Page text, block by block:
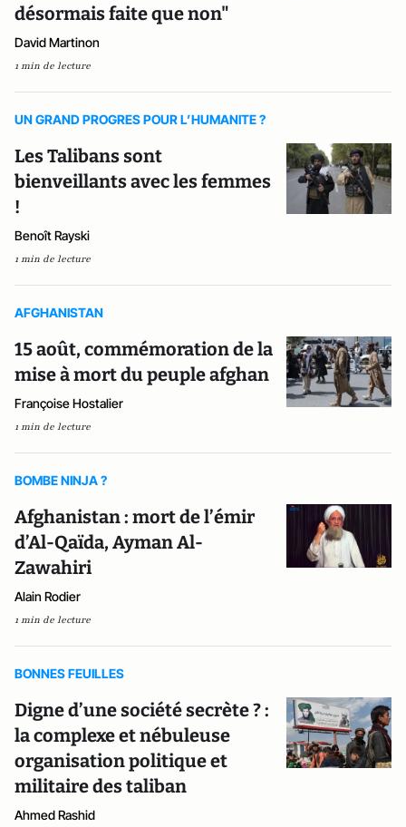
désormais faite que non"
David Martinon
1 min de lecture
UN GRAND PROGRES POUR L’HUMANITE ?
Les Talibans sont
bienveillants avec les femmes
!
Benoît Rayski
1 min de lecture
AFGHANISTAN
15 août, commémoration de la
mise à mort du peuple afghan
Françoise Hostalier
1 min de lecture
BOMBE NINJA ?
Afghanistan : mort de l’émir
d’Al-Qaïda, Ayman Al-
Zawahiri
Alain Rodier
1 min de lecture
BONNES FEUILLES
Digne d’une société secrète ? :
la complexe et nébuleuse
organisation politique et
militaire des taliban
Ahmed Rashid